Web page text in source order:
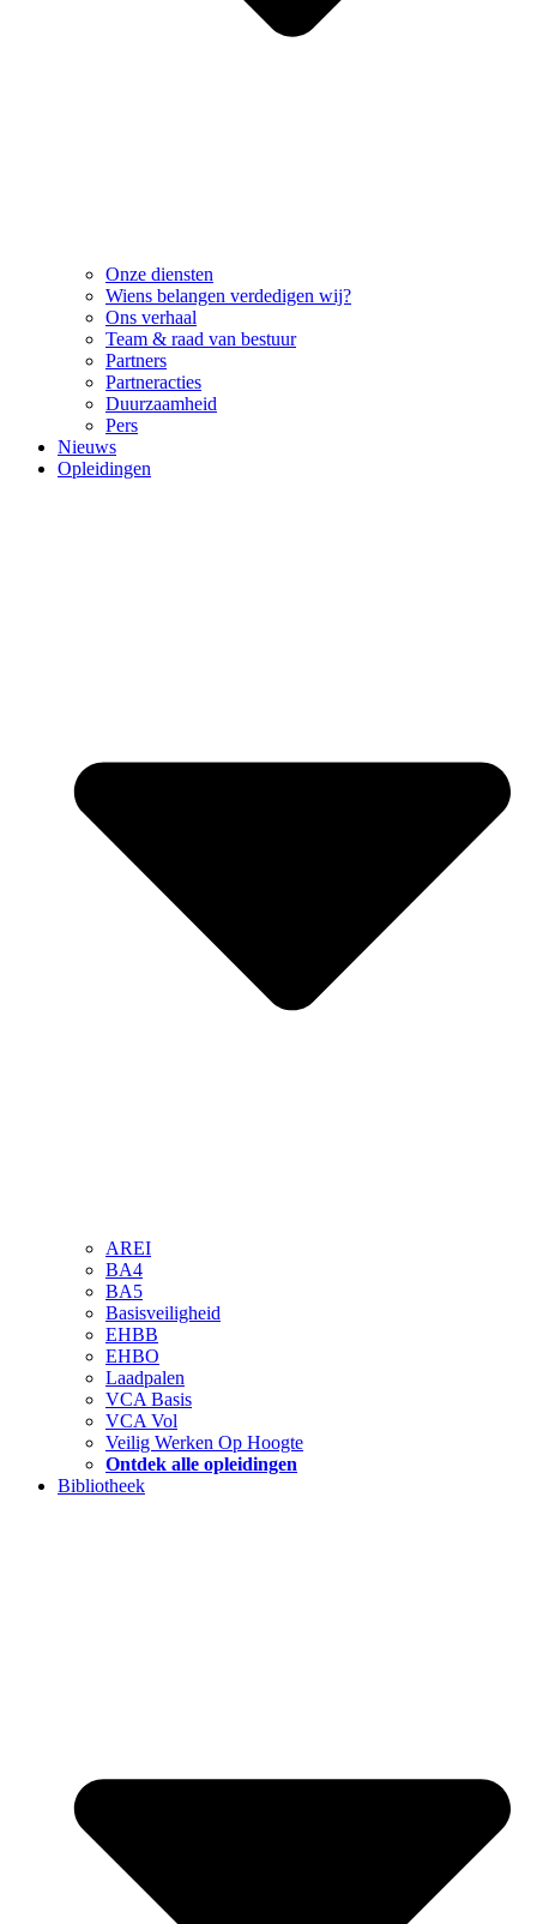
Onze diensten
Wiens belangen verdedigen wij?
Ons verhaal
Team & raad van bestuur
Partners
Partneracties
Duurzaamheid
Pers
Nieuws
Opleidingen
AREI
BA4
BA5
Basisveiligheid
EHBB
EHBO
Laadpalen
VCA Basis
VCA Vol
Veilig Werken Op Hoogte
Ontdek alle opleidingen
Bibliotheek